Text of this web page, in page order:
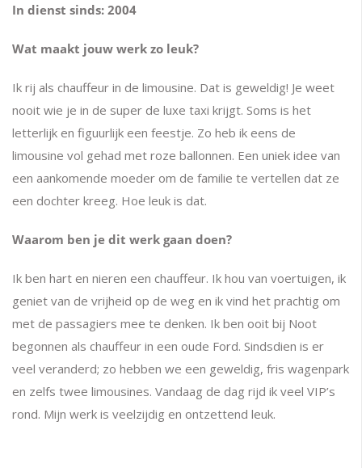
In dienst sinds: 2004
Wat maakt jouw werk zo leuk?
Ik rij als chauffeur in de limousine. Dat is geweldig! Je weet
nooit wie je in de super de luxe taxi krijgt. Soms is het
letterlijk en figuurlijk een feestje. Zo heb ik eens de
limousine vol gehad met roze ballonnen. Een uniek idee van
een aankomende moeder om de familie te vertellen dat ze
een dochter kreeg. Hoe leuk is dat.
Waarom ben je dit werk gaan doen?
Ik ben hart en nieren een chauffeur. Ik hou van voertuigen, ik
geniet van de vrijheid op de weg en ik vind het prachtig om
met de passagiers mee te denken. Ik ben ooit bij Noot
begonnen als chauffeur in een oude Ford. Sindsdien is er
veel veranderd; zo hebben we een geweldig, fris wagenpark
en zelfs twee limousines. Vandaag de dag rijd ik veel VIP’s
rond. Mijn werk is veelzijdig en ontzettend leuk.